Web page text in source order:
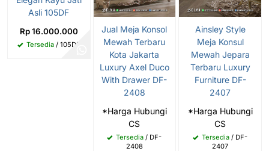
Asli 105DF
Rp 16.000.000
Tersedia/ 105DF
Jual Meja Konsol
Mewah Terbaru
Kota Jakarta
Luxury Axel Duco
With Drawer DF-
2408
*Harga Hubungi
CS
Tersedia / DF-
2408
Ainsley Style
Meja Konsul
Mewah Jepara
Terbaru Luxury
Furniture DF-
2407
*Harga Hubungi
CS
Tersedia / DF-
2407